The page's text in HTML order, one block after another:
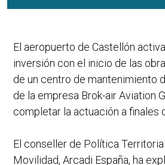
El aeropuerto de Castellón
inversión con el inicio de las
de un centro de mantenimiento
de la empresa Brok-air Aviation
completar la actuación a finales
El conseller de Política
Movilidad, Arcadi España, ha